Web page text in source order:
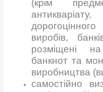
(крім
виробів,
розміщені
банкнот та
виробництва
самостійно